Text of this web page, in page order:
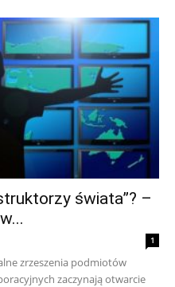
świata”? –
1
zrzeszenia podmiotów
zaczynają otwarcie